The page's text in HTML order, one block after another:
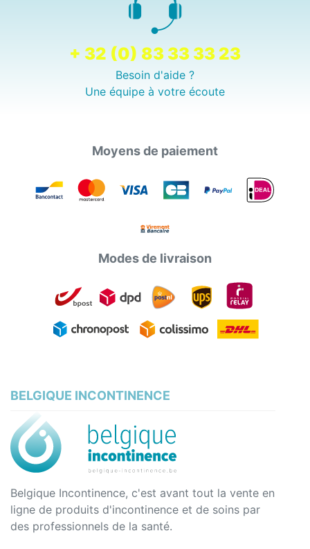
+ 32 (0) 83 33 33 23
Besoin d'aide ?
Une équipe à votre écoute
Moyens de paiement
Modes de livraison
BELGIQUE INCONTINENCE
Belgique Incontinence, c'est avant tout la vente en
ligne de produits d'incontinence et de soins par
des professionnels de la santé.